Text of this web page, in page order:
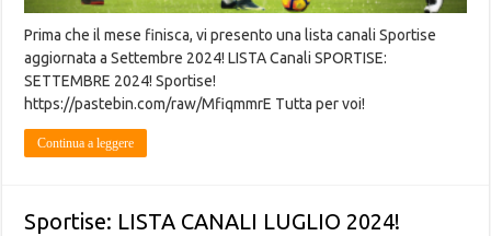
Prima che il mese finisca, vi presento una lista canali Sportise
aggiornata a Settembre 2024! LISTA Canali SPORTISE:
SETTEMBRE 2024! Sportise!
https://pastebin.com/raw/MfiqmmrE Tutta per voi!
Continua a leggere
Sportise: LISTA CANALI LUGLIO 2024!